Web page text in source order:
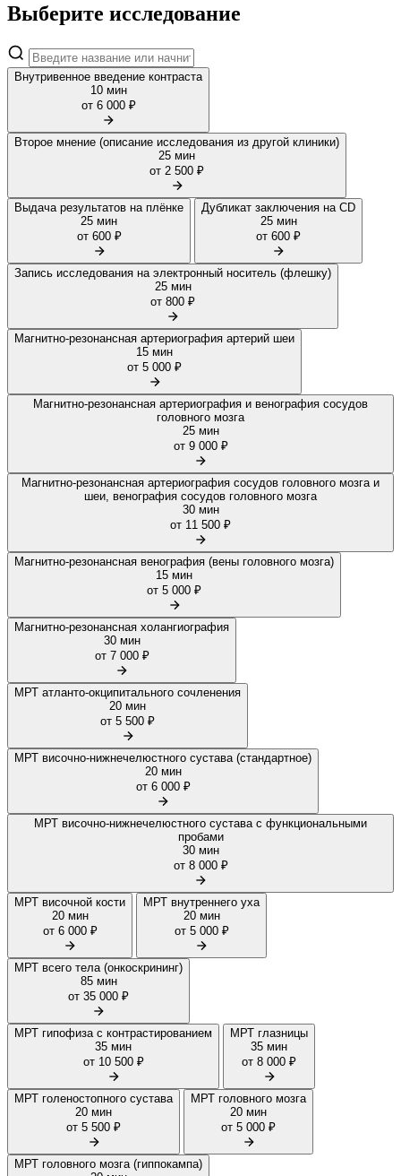
Выберите исследование
Внутривенное введение контраста
10 мин
от 6 000 ₽
Второе мнение (описание исследования из другой клиники)
25 мин
от 2 500 ₽
Выдача результатов на плёнке
25 мин
от 600 ₽
Дубликат заключения на CD
25 мин
от 600 ₽
Запись исследования на электронный носитель (флешку)
25 мин
от 800 ₽
Магнитно-резонансная артериография артерий шеи
15 мин
от 5 000 ₽
Магнитно-резонансная артериография и венография сосудов
головного мозга
25 мин
от 9 000 ₽
Магнитно-резонансная артериография сосудов головного мозга и
шеи, венография сосудов головного мозга
30 мин
от 11 500 ₽
Магнитно-резонансная венография (вены головного мозга)
15 мин
от 5 000 ₽
Магнитно-резонансная холангиография
30 мин
от 7 000 ₽
МРТ атланто-окципитального сочленения
20 мин
от 5 500 ₽
МРТ височно-нижнечелюстного сустава (стандартное)
20 мин
от 6 000 ₽
МРТ височно-нижнечелюстного сустава с функциональными
пробами
30 мин
от 8 000 ₽
МРТ височной кости
20 мин
от 6 000 ₽
МРТ внутреннего уха
20 мин
от 5 000 ₽
МРТ всего тела (онкоскрининг)
85 мин
от 35 000 ₽
МРТ гипофиза с контрастированием
35 мин
от 10 500 ₽
МРТ глазницы
35 мин
от 8 000 ₽
МРТ голеностопного сустава
20 мин
от 5 500 ₽
МРТ головного мозга
20 мин
от 5 000 ₽
МРТ головного мозга (гиппокампа)